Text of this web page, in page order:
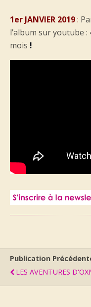
1er JANVIER 2019:
l’album sur youtube :
mois !
Publication
LES AVENTURES